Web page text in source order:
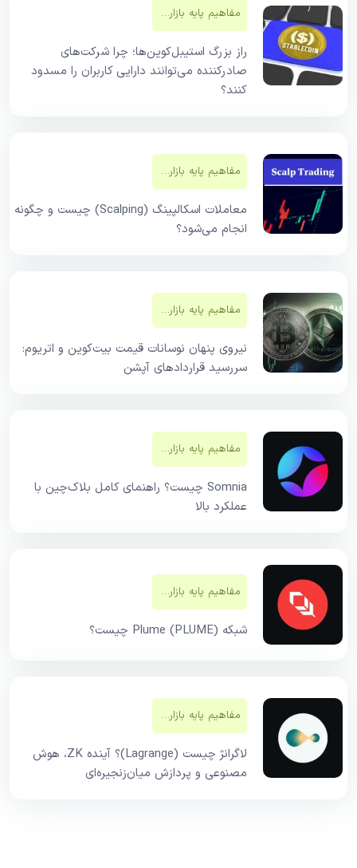
مفاهیم پایه بازار‌های مالی
راز بزرگ استیبل‌کوین‌ها؛ چرا شرکت‌های
صادرکننده می‌توانند دارایی کاربران را مسدود
کنند؟
مفاهیم پایه بازار‌های مالی
معاملات اسکالپینگ (Scalping) چیست و چگونه
انجام می‌شود؟
مفاهیم پایه بازار‌های مالی
نیروی پنهان نوسانات قیمت بیت‌کوین و اتریوم:
سررسید قراردادهای آپشن
مفاهیم پایه بازار‌های مالی
Somnia چیست؟ راهنمای کامل بلاک‌چین با
عملکرد بالا
مفاهیم پایه بازار‌های مالی
شبکه Plume (PLUME) چیست؟
مفاهیم پایه بازار‌های مالی
لاگرانژ چیست (Lagrange)؟ آینده ZK، هوش
مصنوعی و پردازش میان‌زنجیره‌ای